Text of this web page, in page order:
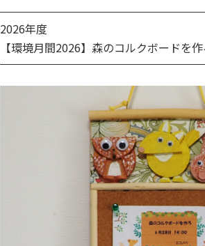
2026年度
【環境月間2026】森のコルクボードを